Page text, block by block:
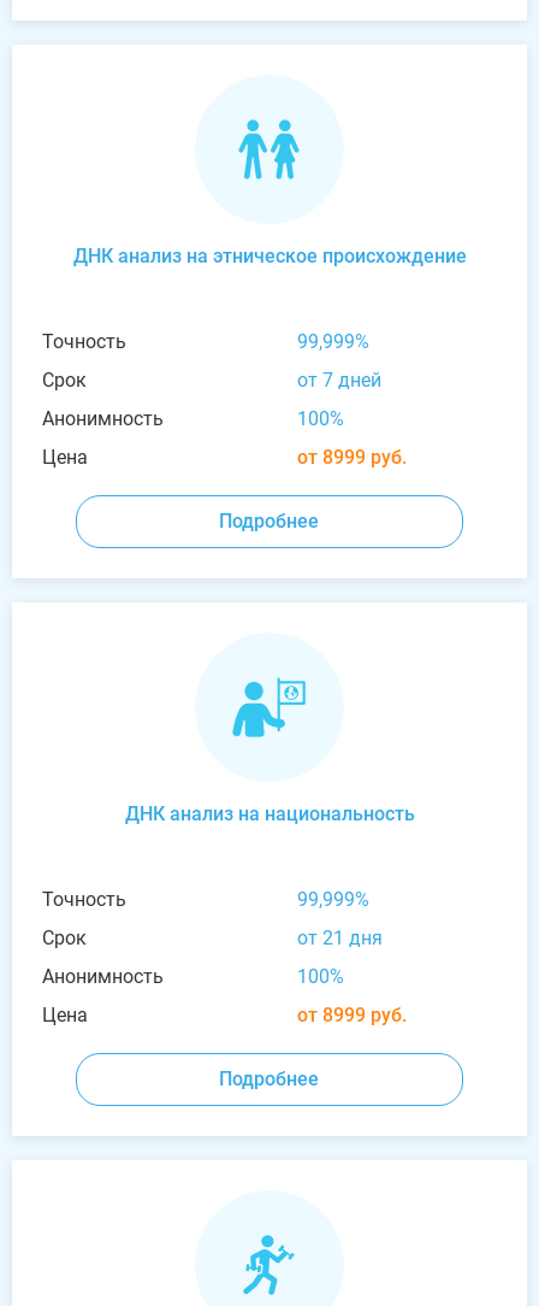
ДНК анализ на этническое происхождение
Точность
99,999%
Срок
от 7 дней
Анонимность
100%
Цена
от 8999 руб.
Подробнее
ДНК анализ на национальность
Точность
99,999%
Срок
от 21 дня
Анонимность
100%
Цена
от 8999 руб.
Подробнее